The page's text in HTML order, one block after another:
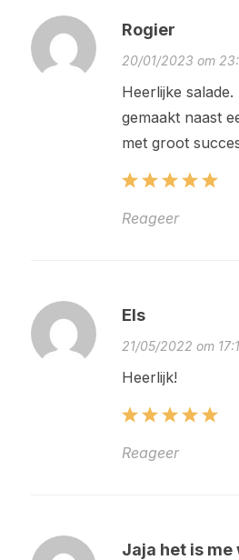
Rogier
20/01/2023 om
Heerlijke
gemaakt naast
met groot
Reageer
Els
21/05/2022 om
Heerlijk!
Reageer
Jaja het is me